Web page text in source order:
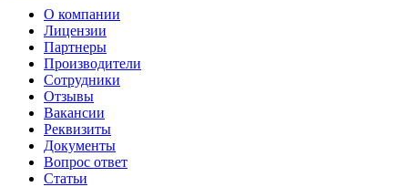
О компании
Лицензии
Партнеры
Производители
Сотрудники
Отзывы
Вакансии
Реквизиты
Документы
Вопрос ответ
Статьи